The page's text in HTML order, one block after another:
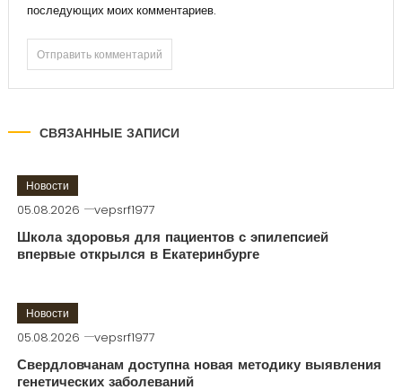
последующих моих комментариев.
СВЯЗАННЫЕ ЗАПИСИ
Новости
05.08.2026 vepsrf1977
Школа здоровья для пациентов с эпилепсией
впервые открылся в Екатеринбурге
Новости
05.08.2026 vepsrf1977
Свердловчанам доступна новая методику выявления
генетических заболеваний